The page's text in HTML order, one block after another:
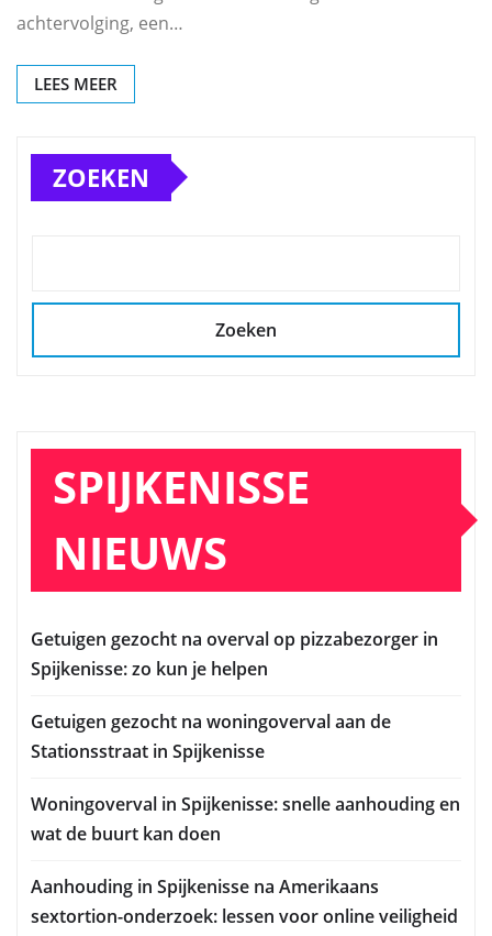
achtervolging, een…
LEES MEER
ZOEKEN
Zoeken
SPIJKENISSE
NIEUWS
Getuigen gezocht na overval op pizzabezorger in
Spijkenisse: zo kun je helpen
Getuigen gezocht na woningoverval aan de
Stationsstraat in Spijkenisse
Woningoverval in Spijkenisse: snelle aanhouding en
wat de buurt kan doen
Aanhouding in Spijkenisse na Amerikaans
sextortion-onderzoek: lessen voor online veiligheid